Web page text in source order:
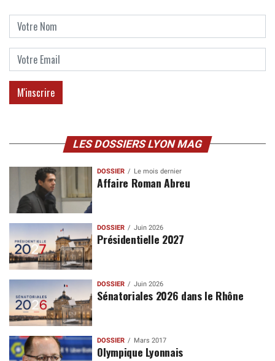
LES DOSSIERS LYON MAG
DOSSIER Le mois dernier
Affaire Roman Abreu
DOSSIER Juin 2026
Présidentielle 2027
DOSSIER Juin 2026
Sénatoriales 2026 dans le Rhône
DOSSIER Mars 2017
Olympique Lyonnais